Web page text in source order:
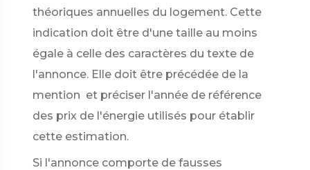
théoriques annuelles du logement. Cette
indication doit être d'une taille au moins
égale à celle des caractères du texte de
l'annonce. Elle doit être précédée de la
mention et préciser l'année de référence
des prix de l'énergie utilisés pour établir
cette estimation.
Si l'annonce comporte de fausses